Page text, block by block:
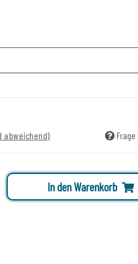
abweichend) Frage
In den Warenkorb